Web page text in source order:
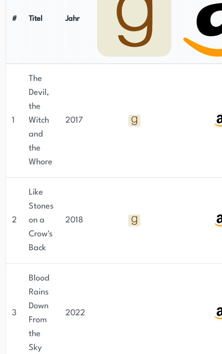
# Titel Jahr
1
The
Devil,
the
Witch
and
the
Whore
2017
2
Like
Stones
on a
Crow's
Back
2018
3
Blood
Rains
Down
From
the
Sky
2022